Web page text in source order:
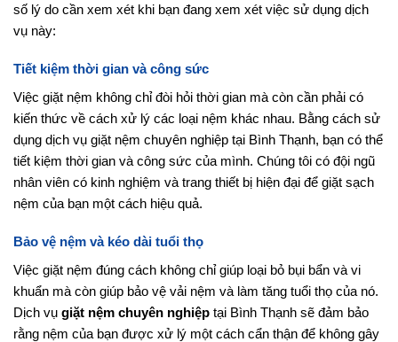
số lý do cần xem xét khi bạn đang xem xét việc sử dụng dịch
vụ này:
Tiết kiệm thời gian và công sức
Việc giặt nệm không chỉ đòi hỏi thời gian mà còn cần phải có
kiến thức về cách xử lý các loại nệm khác nhau. Bằng cách sử
dụng dịch vụ giặt nệm chuyên nghiệp tại Bình Thạnh, bạn có thể
tiết kiệm thời gian và công sức của mình. Chúng tôi có đội ngũ
nhân viên có kinh nghiệm và trang thiết bị hiện đại để giặt sạch
nệm của bạn một cách hiệu quả.
Bảo vệ nệm và kéo dài tuổi thọ
Việc giặt nệm đúng cách không chỉ giúp loại bỏ bụi bẩn và vi
khuẩn mà còn giúp bảo vệ vải nệm và làm tăng tuổi thọ của nó.
Dịch vụ giặt nệm chuyên nghiệp tại Bình Thạnh sẽ đảm bảo
rằng nệm của bạn được xử lý một cách cẩn thận để không gây